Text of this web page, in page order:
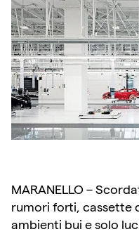
MARANELLO –
rumori forti, cassette
ambienti bui e solo